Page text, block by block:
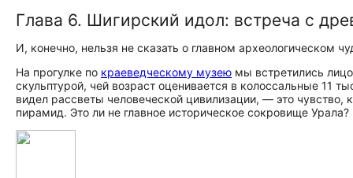
Глава 6. Шигирский идол: встреча с
И, конечно, нельзя не сказать о главном археологическом
На прогулке по краеведческому музею мы встретились
скульптурой, чей возраст оценивается в колоссальные 11
видел рассветы человеческой цивилизации, — это
пирамид. Это ли не главное историческое сокровище Урала?